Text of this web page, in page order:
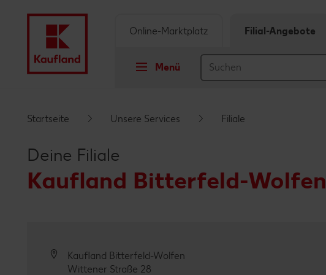
Footer
Menü
Online-Marktplatz Filial-Angebote
Startseite Unsere Services Filiale
Deine Filiale
Kaufland Bitterfeld-Wolfen
Kaufland Bitterfeld-Wolfen
Wittener Straße 28